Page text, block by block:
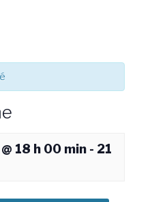
18 h 00 min - 21